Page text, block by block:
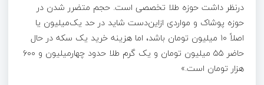
درنظر داشت حوزه طلا تخصصی است. حجم متضرر شدن در
حوزه پوشاک و مواردی ازاین‌دست شاید در حد یک‌میلیون یا
اصلاً ۱۰ میلیون تومان باشد، اما هزینه خرید یک سکه در حال
حاضر ۵۵ میلیون تومان و یک گرم طلا حدود چهارمیلیون و ۶۰۰
هزار تومان است.»